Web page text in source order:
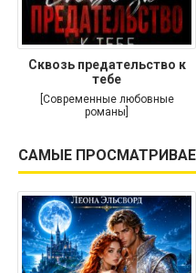
Сквозь предательство к
тебе
[Современные любовные
романы]
САМЫЕ